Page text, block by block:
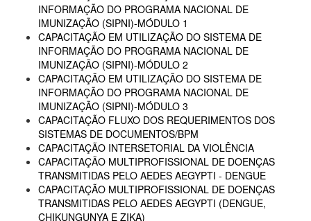
INFORMAÇÃO DO PROGRAMA NACIONAL DE
IMUNIZAÇÃO (SIPNI)-MÓDULO 1
CAPACITAÇÃO EM UTILIZAÇÃO DO SISTEMA DE
INFORMAÇÃO DO PROGRAMA NACIONAL DE
IMUNIZAÇÃO (SIPNI)-MÓDULO 2
CAPACITAÇÃO EM UTILIZAÇÃO DO SISTEMA DE
INFORMAÇÃO DO PROGRAMA NACIONAL DE
IMUNIZAÇÃO (SIPNI)-MÓDULO 3
CAPACITAÇÃO FLUXO DOS REQUERIMENTOS DOS
SISTEMAS DE DOCUMENTOS/BPM
CAPACITAÇÃO INTERSETORIAL DA VIOLÊNCIA
CAPACITAÇÃO MULTIPROFISSIONAL DE DOENÇAS
TRANSMITIDAS PELO AEDES AEGYPTI - DENGUE
CAPACITAÇÃO MULTIPROFISSIONAL DE DOENÇAS
TRANSMITIDAS PELO AEDES AEGYPTI (DENGUE,
CHIKUNGUNYA E ZIKA)